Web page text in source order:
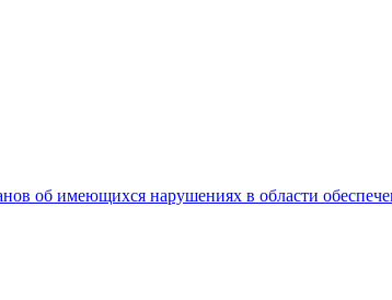
об имеющихся нарушениях в области